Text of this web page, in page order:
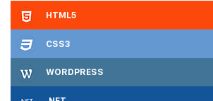
HTML5
CSS3
WORDPRESS